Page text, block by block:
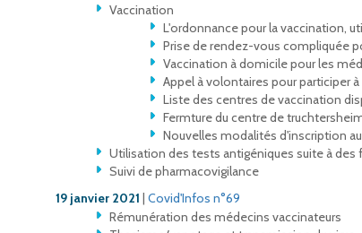
Vaccination
L'ordonnance pour la vaccination,
Prise de rendez-vous compliquée
Vaccination à domicile pour les
Appel à volontaires pour participer
Liste des centres de vaccination
Fermture du centre de
Nouvelles modalités d'inscription
Utilisation des tests antigéniques suite à des
Suivi de pharmacovigilance
19 janvier 2021 | Covid'Infos n°69
Rémunération des médecins vaccinateurs